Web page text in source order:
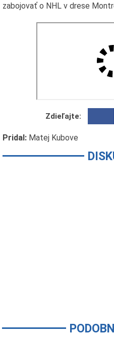
zabojovať o NHL v drese
Zdieľajte:
Pridal: Matej Kubove